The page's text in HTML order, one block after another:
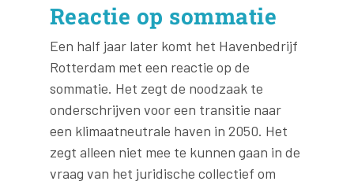
Reactie op sommatie
Een half jaar later komt het Havenbedrijf
Rotterdam met een reactie op de
sommatie. Het zegt de noodzaak te
onderschrijven voor een transitie naar
een klimaatneutrale haven in 2050. Het
zegt alleen niet mee te kunnen gaan in de
vraag van het juridische collectief om